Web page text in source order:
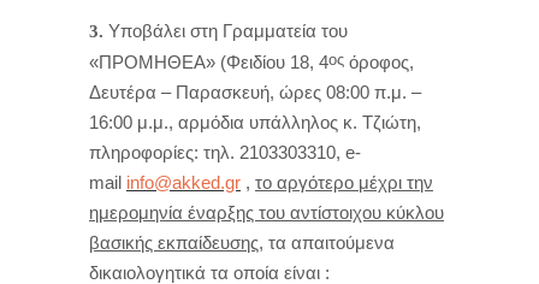
3. Υποβάλει στη Γραμματεία του
«ΠΡΟΜΗΘΕΑ» (Φειδίου 18, 4ος όροφος,
Δευτέρα – Παρασκευή, ώρες 08:00 π.μ. –
16:00 μ.μ., αρμόδια υπάλληλος κ. Τζιώτη,
πληροφορίες: τηλ. 2103303310, e-
mail info@akked.gr , το αργότερο μέχρι την
ημερομηνία έναρξης του αντίστοιχου κύκλου
βασικής εκπαίδευσης, τα απαιτούμενα
δικαιολογητικά τα οποία είναι :